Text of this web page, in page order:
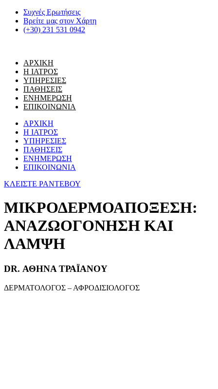
Μετάβαση
περιεχόμενο
Συχνές Ερωτήσεις
Βρείτε μας στον Χάρτη
(+30) 231 531 0942
ΑΡΧΙΚΗ
Η ΙΑΤΡΟΣ
ΥΠΗΡΕΣΙΕΣ
ΠΑΘΗΣΕΙΣ
ΕΝΗΜΕΡΩΣΗ
ΕΠΙΚΟΙΝΩΝΙΑ
ΑΡΧΙΚΗ
Η ΙΑΤΡΟΣ
ΥΠΗΡΕΣΙΕΣ
ΠΑΘΗΣΕΙΣ
ΕΝΗΜΕΡΩΣΗ
ΕΠΙΚΟΙΝΩΝΙΑ
ΚΛΕΙΣΤΕ ΡΑΝΤΕΒΟΥ
ΜΙΚΡΟΔΕΡΜΟΑΠΟΞΕΣΗ:
ΑΝΑΖΩΟΓΟΝΗΣΗ ΚΑΙ
ΛΑΜΨΗ
DR. ΑΘΗΝΑ ΤΡΑΪΑΝΟΥ
ΔΕΡΜΑΤΟΛΟΓΟΣ – ΑΦΡΟΔΙΣΙΟΛΟΓΟΣ